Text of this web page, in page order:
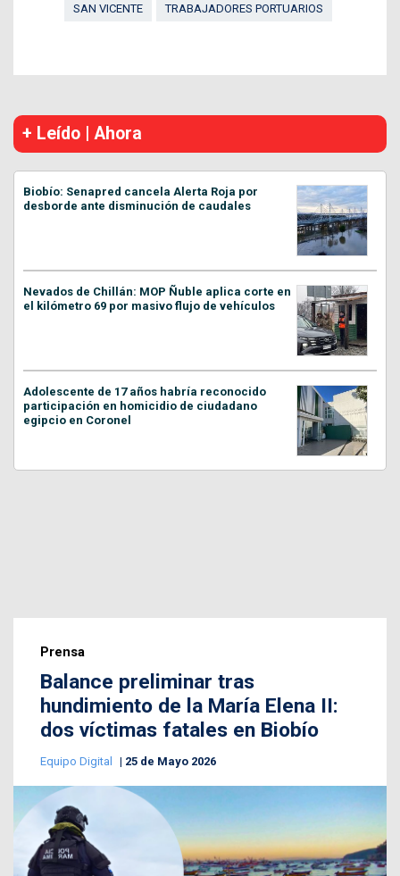
SAN VICENTE TRABAJADORES PORTUARIOS
+ Leído | Ahora
Biobío: Senapred cancela Alerta Roja por
desborde ante disminución de caudales
Nevados de Chillán: MOP Ñuble aplica corte en
el kilómetro 69 por masivo flujo de vehículos
Adolescente de 17 años habría reconocido
participación en homicidio de ciudadano
egipcio en Coronel
Prensa
Balance preliminar tras
hundimiento de la María Elena II:
dos víctimas fatales en Biobío
Equipo Digital 25 de Mayo 2026